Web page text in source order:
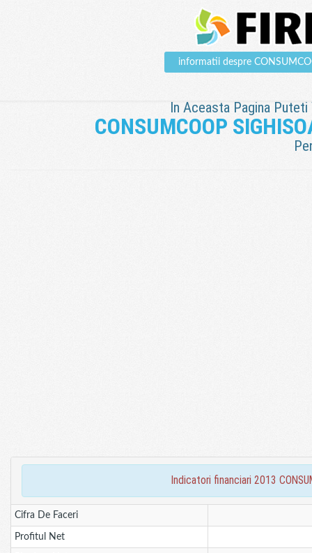
informatii despre
In Aceasta Pagina
CONSUMCOOP
indicatori financiari 2013
Cifra De Faceri
Profitul Net